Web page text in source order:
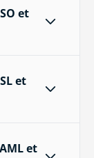
et
et
et